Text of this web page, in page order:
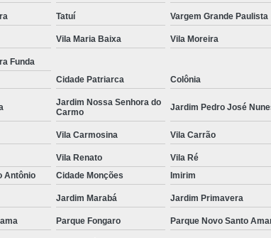
Locação de Toalhas de Manicure Grande São
Toalhas de Manicure São Paulo
Locação de
Toalha Branca de Rosto
de Toalha de Rosto
Locação de Toalha de
de Rosto e Banho
Locação de Toalha de
Toalha de Rosto para Salão
Locação de Toalha
de Toalha de Rosto São Paulo
Locação de
de Toalha Rosto Branca
Aluguel de Toalha
de Toalha Industrial Virgem
Aluguel de Toalha
Tatuí Vargem Grande Paulista
Vila Maria Baixa Vila Moreira
Funda
Cidade Patriarca Colônia
Jardim Nossa Senhora do
Carmo
Jardim Pedro José
Vila Carmosina Vila Carrão
Vila Renato Vila Ré
Antônio Cidade Monções Imirim
Jardim Marabá Jardim Primavera
Parque Fongaro Parque Novo Santo